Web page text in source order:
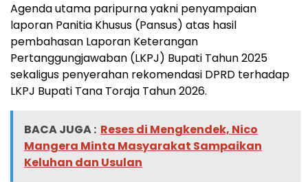
Agenda utama paripurna yakni penyampaian
laporan Panitia Khusus (Pansus) atas hasil
pembahasan Laporan Keterangan
Pertanggungjawaban (LKPJ) Bupati Tahun 2025
sekaligus penyerahan rekomendasi DPRD terhadap
LKPJ Bupati Tana Toraja Tahun 2026.
BACA JUGA : Reses di Mengkendek, Nico
Mangera Minta Masyarakat Sampaikan
Keluhan dan Usulan